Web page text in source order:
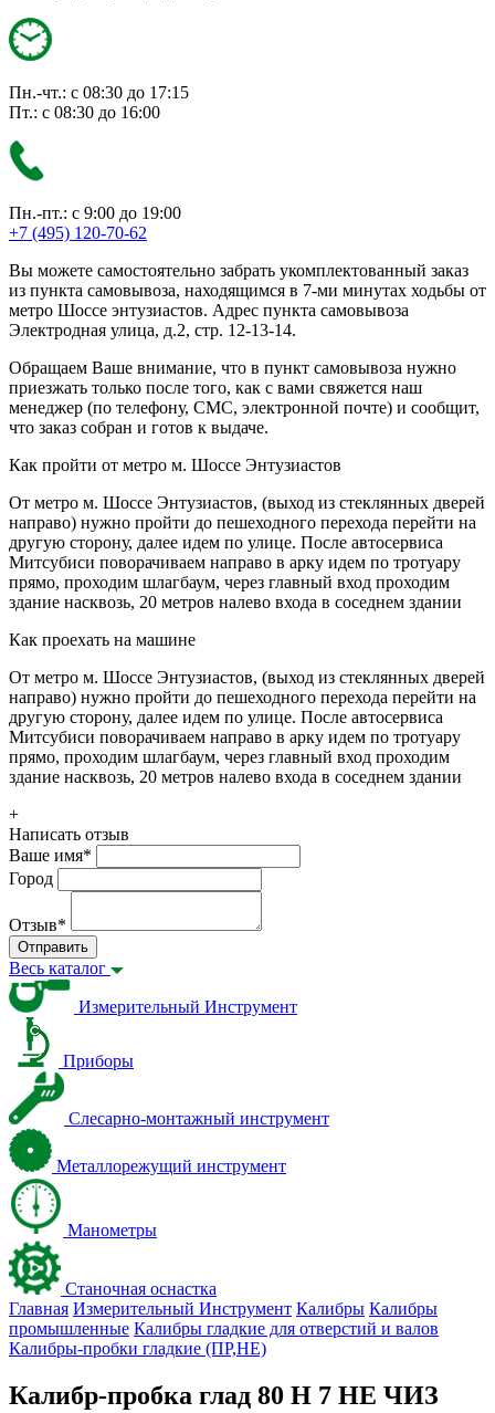
Пн.-чт.: с 08:30 до 17:15
Пт.: с 08:30 до 16:00
Пн.-пт.: с 9:00 до 19:00
+7 (495) 120-70-62
Вы можете самостоятельно забрать укомплектованный заказ
из пункта самовывоза, находящимся в 7-ми минутах ходьбы от
метро Шоссе энтузиастов. Адрес пункта самовывоза
Электродная улица, д.2, стр. 12-13-14.
Обращаем Ваше внимание, что в пункт самовывоза нужно
приезжать только после того, как с вами свяжется наш
менеджер (по телефону, СМС, электронной почте) и сообщит,
что заказ собран и готов к выдаче.
Как пройти от метро м. Шоссе Энтузиастов
От метро м. Шоссе Энтузиастов, (выход из стеклянных дверей
направо) нужно пройти до пешеходного перехода перейти на
другую сторону, далее идем по улице. После автосервиса
Митсубиси поворачиваем направо в арку идем по тротуару
прямо, проходим шлагбаум, через главный вход проходим
здание насквозь, 20 метров налево входа в соседнем здании
Как проехать на машине
От метро м. Шоссе Энтузиастов, (выход из стеклянных дверей
направо) нужно пройти до пешеходного перехода перейти на
другую сторону, далее идем по улице. После автосервиса
Митсубиси поворачиваем направо в арку идем по тротуару
прямо, проходим шлагбаум, через главный вход проходим
здание насквозь, 20 метров налево входа в соседнем здании
+
Написать отзыв
Ваше имя*
Город
Отзыв*
Отправить
Весь каталог
Измерительный Инструмент
Приборы
Слесарно-монтажный инструмент
Металлорежущий инструмент
Манометры
Станочная оснастка
Главная Измерительный Инструмент Калибры Калибры
промышленные Калибры гладкие для отверстий и валов
Калибры-пробки гладкие (ПР,НЕ)
Калибр-пробка глад 80 H 7 НЕ ЧИЗ